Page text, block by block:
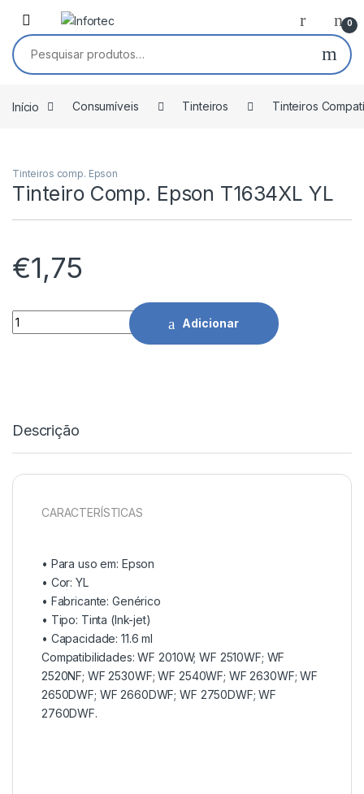
Saltar para navegação
Pular para o conteúdo
0
Pesquisar por:
Início Consumíveis Tinteiros Tinteiros
Tinteiros comp. Epson
Tinteiro Comp. Epson T1634XL YL
€1,75
Tinteiro Comp. Epson T1634XL YL quantidade
Adicionar
Descrição
CARACTERÍSTICAS
• Para uso em: Epson
• Cor: YL
• Fabricante:Genérico
• Tipo: Tinta (Ink-jet)
• Capacidade:11.6 ml
Compatibilidades: WF 2010W; WF 2510WF; WF
2520NF; WF 2530WF; WF 2540WF; WF 2630WF; WF
2650DWF; WF 2660DWF; WF 2750DWF; WF
2760DWF.